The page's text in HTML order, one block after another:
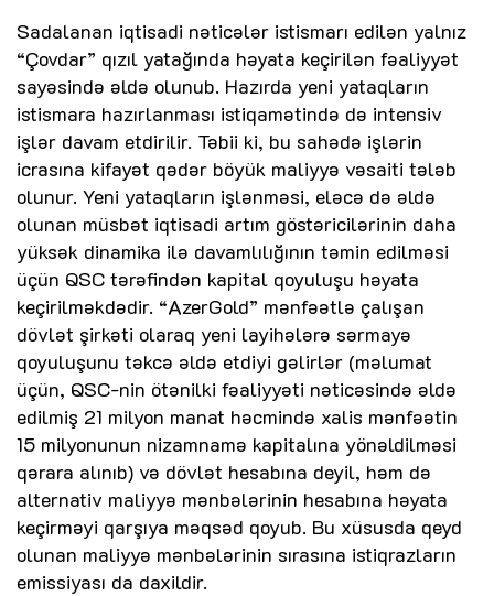
Sadalanan iqtisadi nəticələr istismarı edilən yalnız
“Çovdar” qızıl yatağında həyata keçirilən fəaliyyət
sayəsində əldə olunub. Hazırda yeni yataqların
istismara hazırlanması istiqamətində də intensiv
işlər davam etdirilir. Təbii ki, bu sahədə işlərin
icrasına kifayət qədər böyük maliyyə vəsaiti tələb
olunur. Yeni yataqların işlənməsi, eləcə də əldə
olunan müsbət iqtisadi artım göstəricilərinin daha
yüksək dinamika ilə davamlılığının təmin edilməsi
üçün QSC tərəfindən kapital qoyuluşu həyata
keçirilməkdədir. “AzerGold” mənfəətlə çalışan
dövlət şirkəti olaraq yeni layihələrə sərmayə
qoyuluşunu təkcə əldə etdiyi gəlirlər (məlumat
üçün, QSC-nin ötənilki fəaliyyəti nəticəsində əldə
edilmiş 21 milyon manat həcmində xalis mənfəətin
15 milyonunun nizamnamə kapitalına yönəldilməsi
qərara alınıb) və dövlət hesabına deyil, həm də
alternativ maliyyə mənbələrinin hesabına həyata
keçirməyi qarşıya məqsəd qoyub. Bu xüsusda qeyd
olunan maliyyə mənbələrinin sırasına istiqrazların
emissiyası da daxildir.